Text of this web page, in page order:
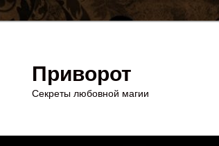
Приворот
Секреты любовной магии